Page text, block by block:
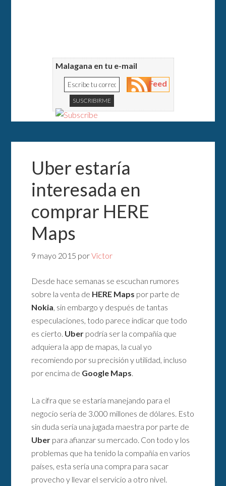
Malagana en tu e-mail
Feed
Uber estaría
interesada en
comprar HERE
Maps
9 mayo 2015 porVictor
Desde hace semanas se escuchan rumores
sobre la venta de HERE Maps por parte de
Nokia, sin embargo y después de tantas
especulaciones, todo parece indicar que todo
es cierto. Uber podría ser la compañía que
adquiera la app de mapas, la cual yo
recomiendo por su precisión y utilidad, incluso
por encima de Google Maps.
La cifra que se estaría manejando para el
negocio seria de 3.000 millones de dólares. Esto
sin duda sería una jugada maestra por parte de
Uber para afianzar su mercado. Con todo y los
problemas que ha tenido la compañía en varios
países, esta sería una compra para sacar
provecho y llevar el servicio a otro nivel.